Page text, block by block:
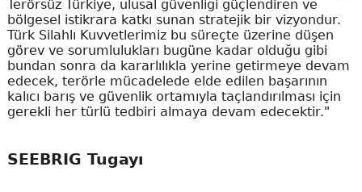
Terörsüz Türkiye, ulusal güvenliği güçlendiren ve
bölgesel istikrara katkı sunan stratejik bir vizyondur.
Türk Silahlı Kuvvetlerimiz bu süreçte üzerine düşen
görev ve sorumlulukları bugüne kadar olduğu gibi
bundan sonra da kararlılıkla yerine getirmeye devam
edecek, terörle mücadelede elde edilen başarının
kalıcı barış ve güvenlik ortamıyla taçlandırılması için
gerekli her türlü tedbiri almaya devam edecektir."
SEEBRIG Tugayı